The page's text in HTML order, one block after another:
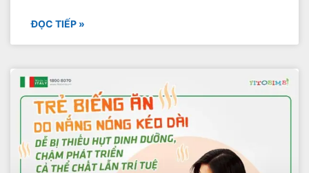
ĐỌC TIẾP »